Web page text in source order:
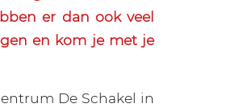
er dan ook veel
en kom je met je
De Schakel in